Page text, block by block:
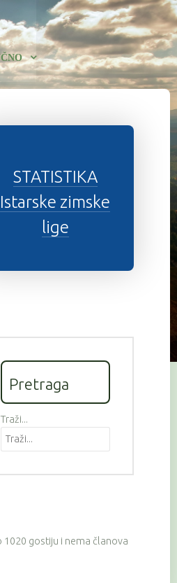
STATISTIKA
Istarske zimske
lige
Pretraga
Traži...
1020 gostiju i nema članova